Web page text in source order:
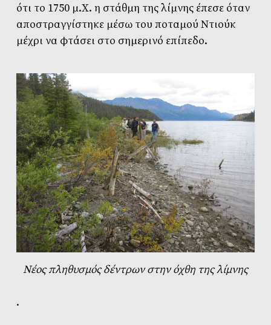
ότι το 1750 μ.Χ. η στάθμη της λίμνης έπεσε όταν
αποστραγγίστηκε μέσω του ποταμού Ντιούκ
μέχρι να φτάσει στο σημερινό επίπεδο.
Νέος πληθυσμός δέντρων στην όχθη της λίμνης
.